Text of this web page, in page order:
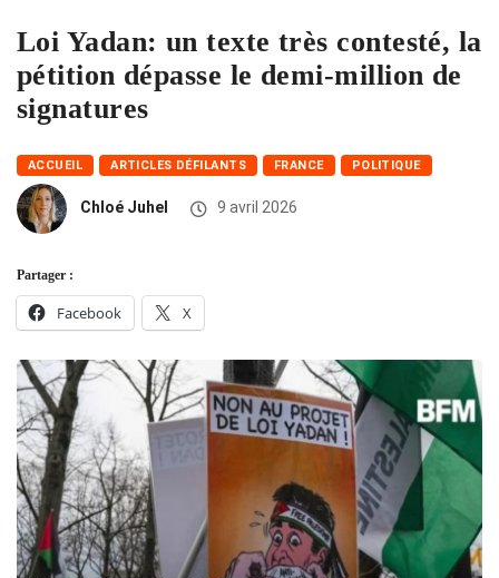
Loi Yadan: un texte très contesté, la
pétition dépasse le demi-million de
signatures
ACCUEIL ARTICLES DÉFILANTS FRANCE POLITIQUE
Chloé Juhel 9 avril 2026
Partager :
Facebook X